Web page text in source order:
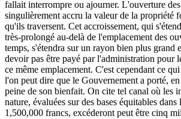
fallait interrompre ou ajourner. L'ouverture
singulièrement accru la valeur de la propriété
qu'ils traversent. Cet accroissement, qui
très-prolongé au-delà de l'emplacement des
temps, s'étendra sur un rayon bien plus grand
devoir pas être payé par l'administration pour
ce même emplacement. C'est cependant ce
l'on peut dire que le Gouvernement a porté,
peine de son bienfait. On cite tel canal où les
nature, évaluées sur des bases équitables
1,500,000 francs, excéderont peut être cinq